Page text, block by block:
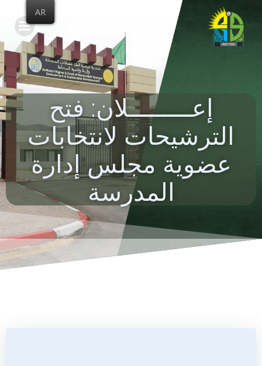
content
إعـــــــــلان: فتح
الترشيحات لانتخابات
عضوية مجلس إدارة
المدرسة
AR